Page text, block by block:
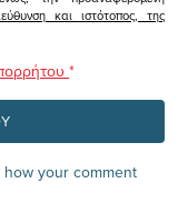
και ιστότοπος, της
*
how your comment